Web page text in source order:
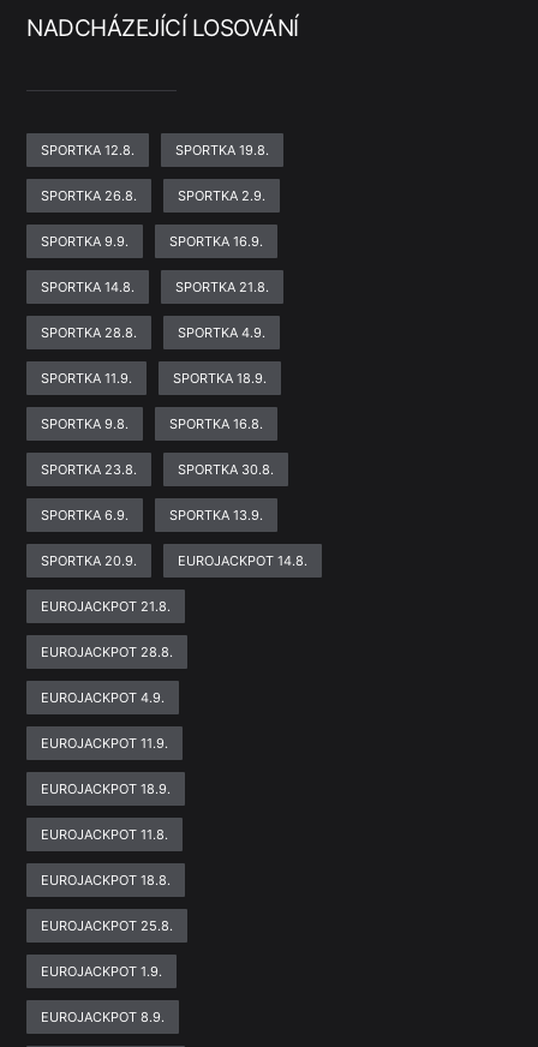
NADCHÁZEJÍCÍ LOSOVÁNÍ
SPORTKA 12.8. SPORTKA 19.8.
SPORTKA 26.8. SPORTKA 2.9.
SPORTKA 9.9. SPORTKA 16.9.
SPORTKA 14.8. SPORTKA 21.8.
SPORTKA 28.8. SPORTKA 4.9.
SPORTKA 11.9. SPORTKA 18.9.
SPORTKA 9.8. SPORTKA 16.8.
SPORTKA 23.8. SPORTKA 30.8.
SPORTKA 6.9. SPORTKA 13.9.
SPORTKA 20.9. EUROJACKPOT 14.8.
EUROJACKPOT 21.8.
EUROJACKPOT 28.8.
EUROJACKPOT 4.9.
EUROJACKPOT 11.9.
EUROJACKPOT 18.9.
EUROJACKPOT 11.8.
EUROJACKPOT 18.8.
EUROJACKPOT 25.8.
EUROJACKPOT 1.9.
EUROJACKPOT 8.9.